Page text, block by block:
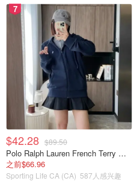
7
$42.28 $89.50
Polo Ralph Lauren French Terry 女童连帽卫衣 7-16码
之前$66.96
Sporting Life CA (CA) 587人感兴趣